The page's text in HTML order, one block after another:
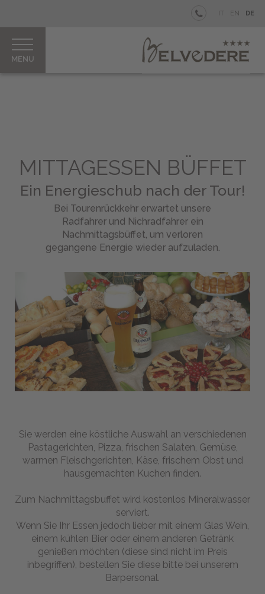
STRAND
Junior
Suites
Gut
Verleih
mieten
Fahrradtouren:
Italien
entdecken
Wochen-
Fotos
Gran
Healthy
Food
Belvedere
&
Beauty
uns
IT EN DE
MITTAGESSEN BÜFFET
Ein Energieschub nach der Tour!
Bei Tourenrückkehr erwartet unsere
Radfahrer und Nichradfahrer ein
Nachmittagsbüffet, um verloren
gegangene Energie wieder aufzuladen.
Sie werden eine köstliche Auswahl an verschiedenen
Pastagerichten, Pizza, frischen Salaten, Gemüse,
warmen Fleischgerichten, Käse, frischem Obst und
hausgemachten Kuchen finden.
Zum Nachmittagsbuffet wird kostenlos Mineralwasser
serviert.
Wenn Sie Ihr Essen jedoch lieber mit einem Glas Wein,
einem kühlen Bier oder einem anderen Getränk
genießen möchten (diese sind nicht im Preis
inbegriffen), bestellen Sie diese bitte bei unserem
Barpersonal.